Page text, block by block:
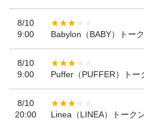
8/10
9:00
Babylon（BABY）トー
8/10
9:00
Puffer（PUFFER）トー
8/10
20:00
Linea（LINEA）トーク